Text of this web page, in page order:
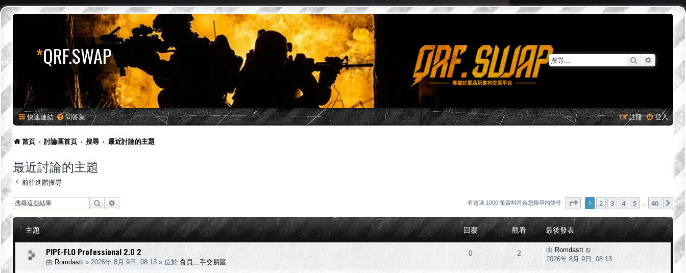
*QRF.SWAP 搜尋
快速連結 問答集 登入
註冊
首頁 討論區首頁 搜尋 最近討論的主題
最近討論的主題
前往進階搜尋
搜尋 有超過 1000 筆資料符合您搜尋的條件 1頁 (共 40 頁)
1 2 3 4 5 40 下
主題 回覆 觀看 最後發表
PIPE-FLO Professional 2.0 2
由 Romdastt » 2026年 8月 9日, 08:13 » 位於 會員二手交易區
0 2 由 Romdastt
2026年 8月 9日, 08:13